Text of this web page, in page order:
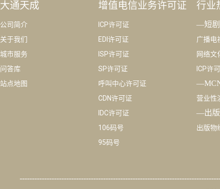
大通天成
公司简介
关于我们
城市服务
问答库
站点地图
增值电信业务许可证
ICP许可证
EDI许可证
ISP许可证
SP许可证
呼叫中心许可证
CDN许可证
IDC许可证
106码号
95码号
行业
—短
广播电
网络文
ICP许
营业性
—出版
出版物